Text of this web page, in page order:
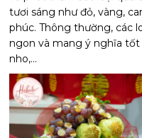
tươi sáng như đỏ, vàng,
phúc. Thông thường, các
ngon và mang ý nghĩa tốt
nho,...